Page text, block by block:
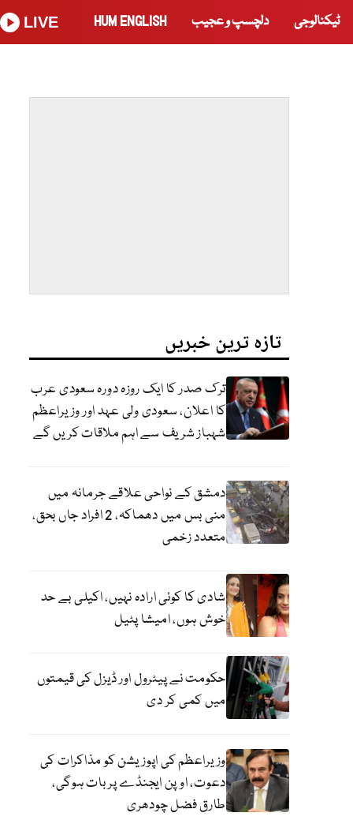
ٹیکنالوجی دلچسپ و عجیب HUM ENGLISH
LIVE
تازہ ترین خبریں
ترک صدر کا ایک روزہ دورہ سعودی عرب
کا اعلان، سعودی ولی عہد اور وزیراعظم
شہباز شریف سے اہم ملاقات کریں گے
دمشق کے نواحی علاقے جرمانہ میں
منی بس میں دھماکہ، 2 افراد جاں بحق،
متعدد زخمی
شادی کا کوئی ارادہ نہیں، اکیلی بے حد
خوش ہوں، امیشا پٹیل
حکومت نے پیٹرول اور ڈیزل کی قیمتوں
میں کمی کر دی
وزیراعظم کی اپوزیشن کو مذاکرات کی
دعوت، اوپن ایجنڈے پر بات ہوگی،
طارق فضل چودھری